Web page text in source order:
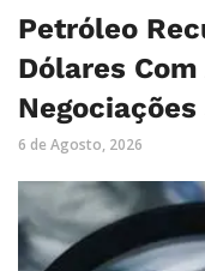
Petróleo
Dólares
6 de Agosto, 2026